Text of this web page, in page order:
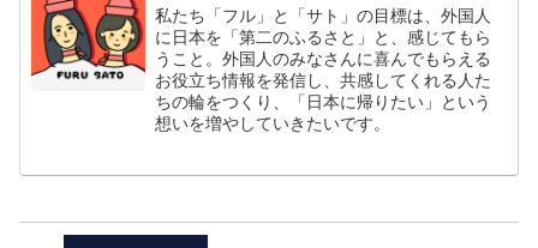
私たち「フル」と「サト」の目標は、外国人
に日本を「第二のふるさと」と、感じてもら
うこと。外国人のみなさんに喜んでもらえる
お役立ち情報を発信し、共感してくれる人た
ちの輪をつくり、「日本に帰りたい」という
想いを増やしていきたいです。